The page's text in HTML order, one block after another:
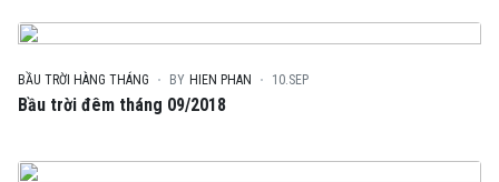
BẦU TRỜI HÀNG THÁNG BY HIEN PHAN 10.SEP
Bầu trời đêm tháng 09/2018